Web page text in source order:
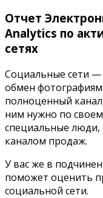
Отчет
Analytics по
сетях
Социальные сети —
обмен
полноценный
ним нужно по
специальные
каналом продаж.
У вас же в
поможет оценить
социальной сети.